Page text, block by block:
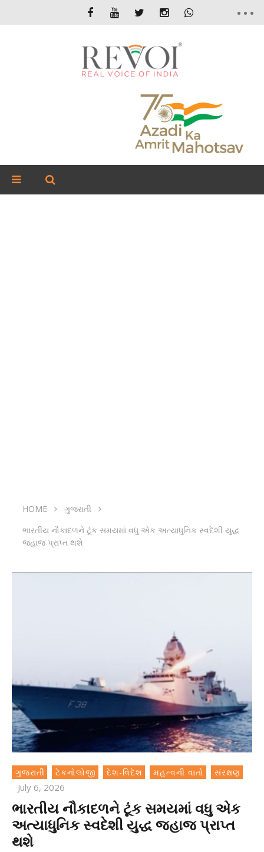
HOME
ગુજરાતી
ભારતીય નૌકાદળને ટૂંક સમયમાં વધુ એક અત્યાધુનિક સ્વદેશી યુદ્ધ
જહાજ પ્રાપ્ત થશે
ગુજરાતી ટેકનોલોજી દેશ-વિદેશ મહત્વની વાતો સંરક્ષણ
July 6, 2026
ભારતીય નૌકાદળને ટૂંક સમયમાં વધુ એક
અત્યાધુનિક સ્વદેશી યુદ્ધ જહાજ પ્રાપ્ત
થશે